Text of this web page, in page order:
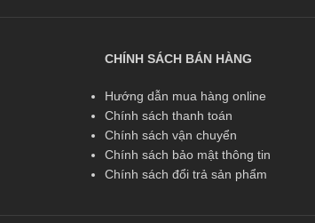
CHÍNH SÁCH BÁN HÀNG
Hướng dẫn mua hàng online
Chính sách thanh toán
Chính sách vận chuyển
Chính sách bảo mật thông tin
Chính sách đổi trả sản phẩm